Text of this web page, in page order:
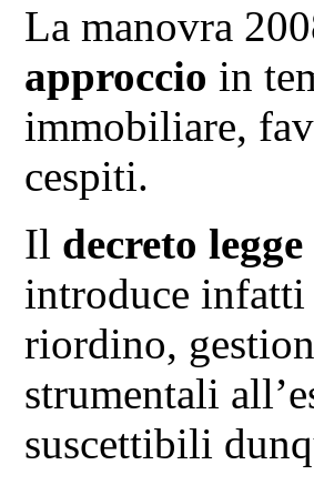
La manovra
approccio in
immobiliare,
cespiti.
Il decreto legge
introduce
riordino,
strumentali
suscettibili